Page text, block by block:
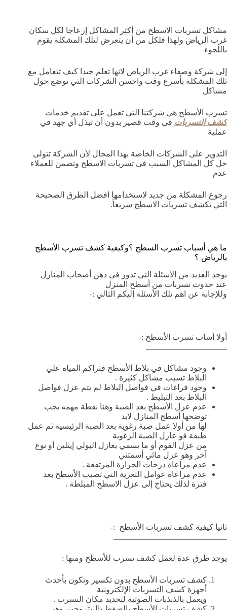
مشاكل تسربات الاسطح من أكثر المشاكل إزعاجا لكل سكان
غرب الرياض ولهذا فلكل من أن يتعرض لتلك المشكلة يقوم
باللجوء
إلى شركة وصفاء غرب الرياض لانها تعلم جيدا كيف تتعامل مع
تلك المشكلة بأسرع وقت واحسن الشركات التي توضع حول
مشاكل
تسرب الأسطح هي شركتنا التي تعمل على تقديم خدمات
كشف التسربات في وقت قصير بدون أن تبذل أي جهد في
عملية
التدوير على الشركات الخاصة بهذا المجال لأن الشركة تتولى
حل كل المشاكل السبب في تسربات الاسطح وتضمن للعملاء
عدم
رجوع المشكلة من جديد لاستخدامها افضل الطرق الصحيحة
التي تكشف تسربات الاسطح سريعاً.
ما هي أسباب تسرب السطح ؟وكيفية كشف تسرب الأسطح
بالرياض ؟
يوجد العديد من الأسئلة التي تدور في ذهن أصحاب المنازل
عند حدوث تسربات من أسطح المنزل
وللإجابة عن اهم تلك الأسئلة إليكم التالي :-
أولا أساب تسرب الأسطح :-
وجود مشاكل في بلاط الأسطح فتراكم المياه علي
البلاط تسبب مشاكل كثيرة .
وجود فراغات في فواصل البلاط لم يتم عزل فواصل
البلاط بعد التبليط .
عدم عزل الأسطح بعد الصبة وهنا نقطة مهمه يجب
توضحها أسطح المنازل لابد
لها من أولا عمل صبة رغوية بعد الصبة الرئيسية ثم عمل
طبقة فو عازل الصبة الرغوية
من عزل الفوم أو ما يسمي بعازل البولي إيثلين أو نوع
آخر وهو عزل مائي أسمتني
عدم مراعاة درجات الحرارة المرتفعة .
عدم مراعاة عوامل التعرية التي تصيب الأسطح بعد
فترة لذلك يحتاج إلى عزل الاسطح المبلطة .
ثانيا كيفية كشف تسربات الأسطح :-
يوجد طرق عدة لعمل كشف تسرب للأسطح ومنها :
كشف تسربات الأسطح بدون تكسير وتكون بأحدث
أجهزة كشف التسربات الإلكترونية
ويعمل بالذبذبات الصوتية لتحديد مكان التسرب .